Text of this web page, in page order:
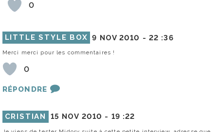
0
LITTLE STYLE BOX 9 NOV 2010 - 22 :36
Merci merci pour les commentaires !
0
RÉPONDRE
CRISTIAN 15 NOV 2010 - 19 :22